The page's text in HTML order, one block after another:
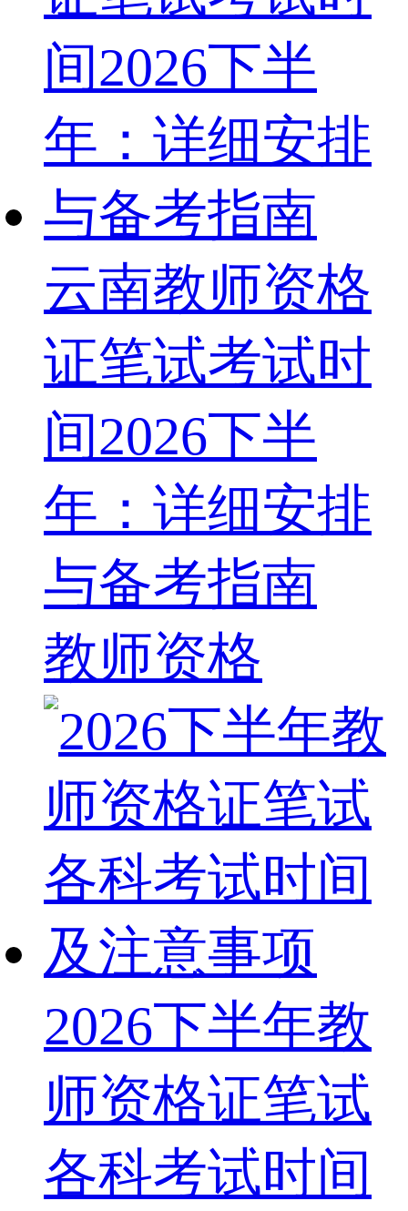
云南教师资格
证笔试考试时
间2026下半
年：详细安排
与备考指南
教师资格
2026下半年教
师资格证笔试
各科考试时间